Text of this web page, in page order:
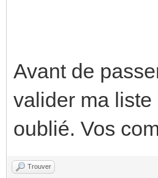
Avant de
valider ma liste
oublié. Vos
Trouver